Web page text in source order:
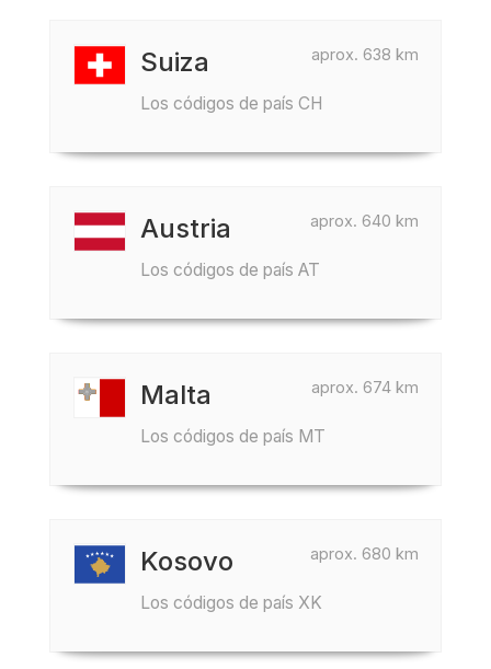
aprox. 638 km
Suiza
Los códigos de país CH
aprox. 640 km
Austria
Los códigos de país AT
aprox. 674 km
Malta
Los códigos de país MT
aprox. 680 km
Kosovo
Los códigos de país XK